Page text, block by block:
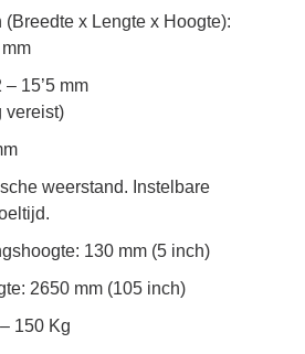
x Lengte x Hoogte):
15’5 mm
vereist)
weerstand. Instelbare
130 mm (5 inch)
2650 mm (105 inch)
150 Kg